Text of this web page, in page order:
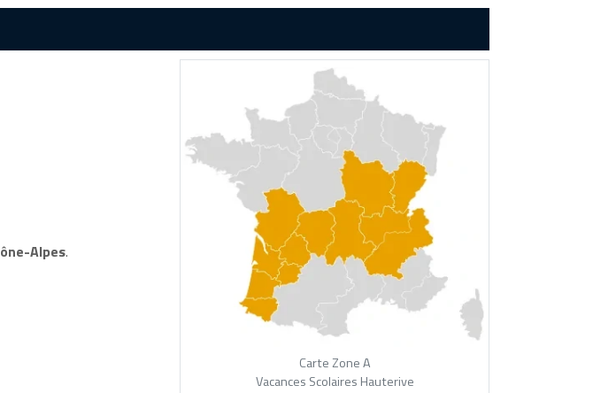
Alpes.
Carte Zone A
Vacances Scolaires Hauterive